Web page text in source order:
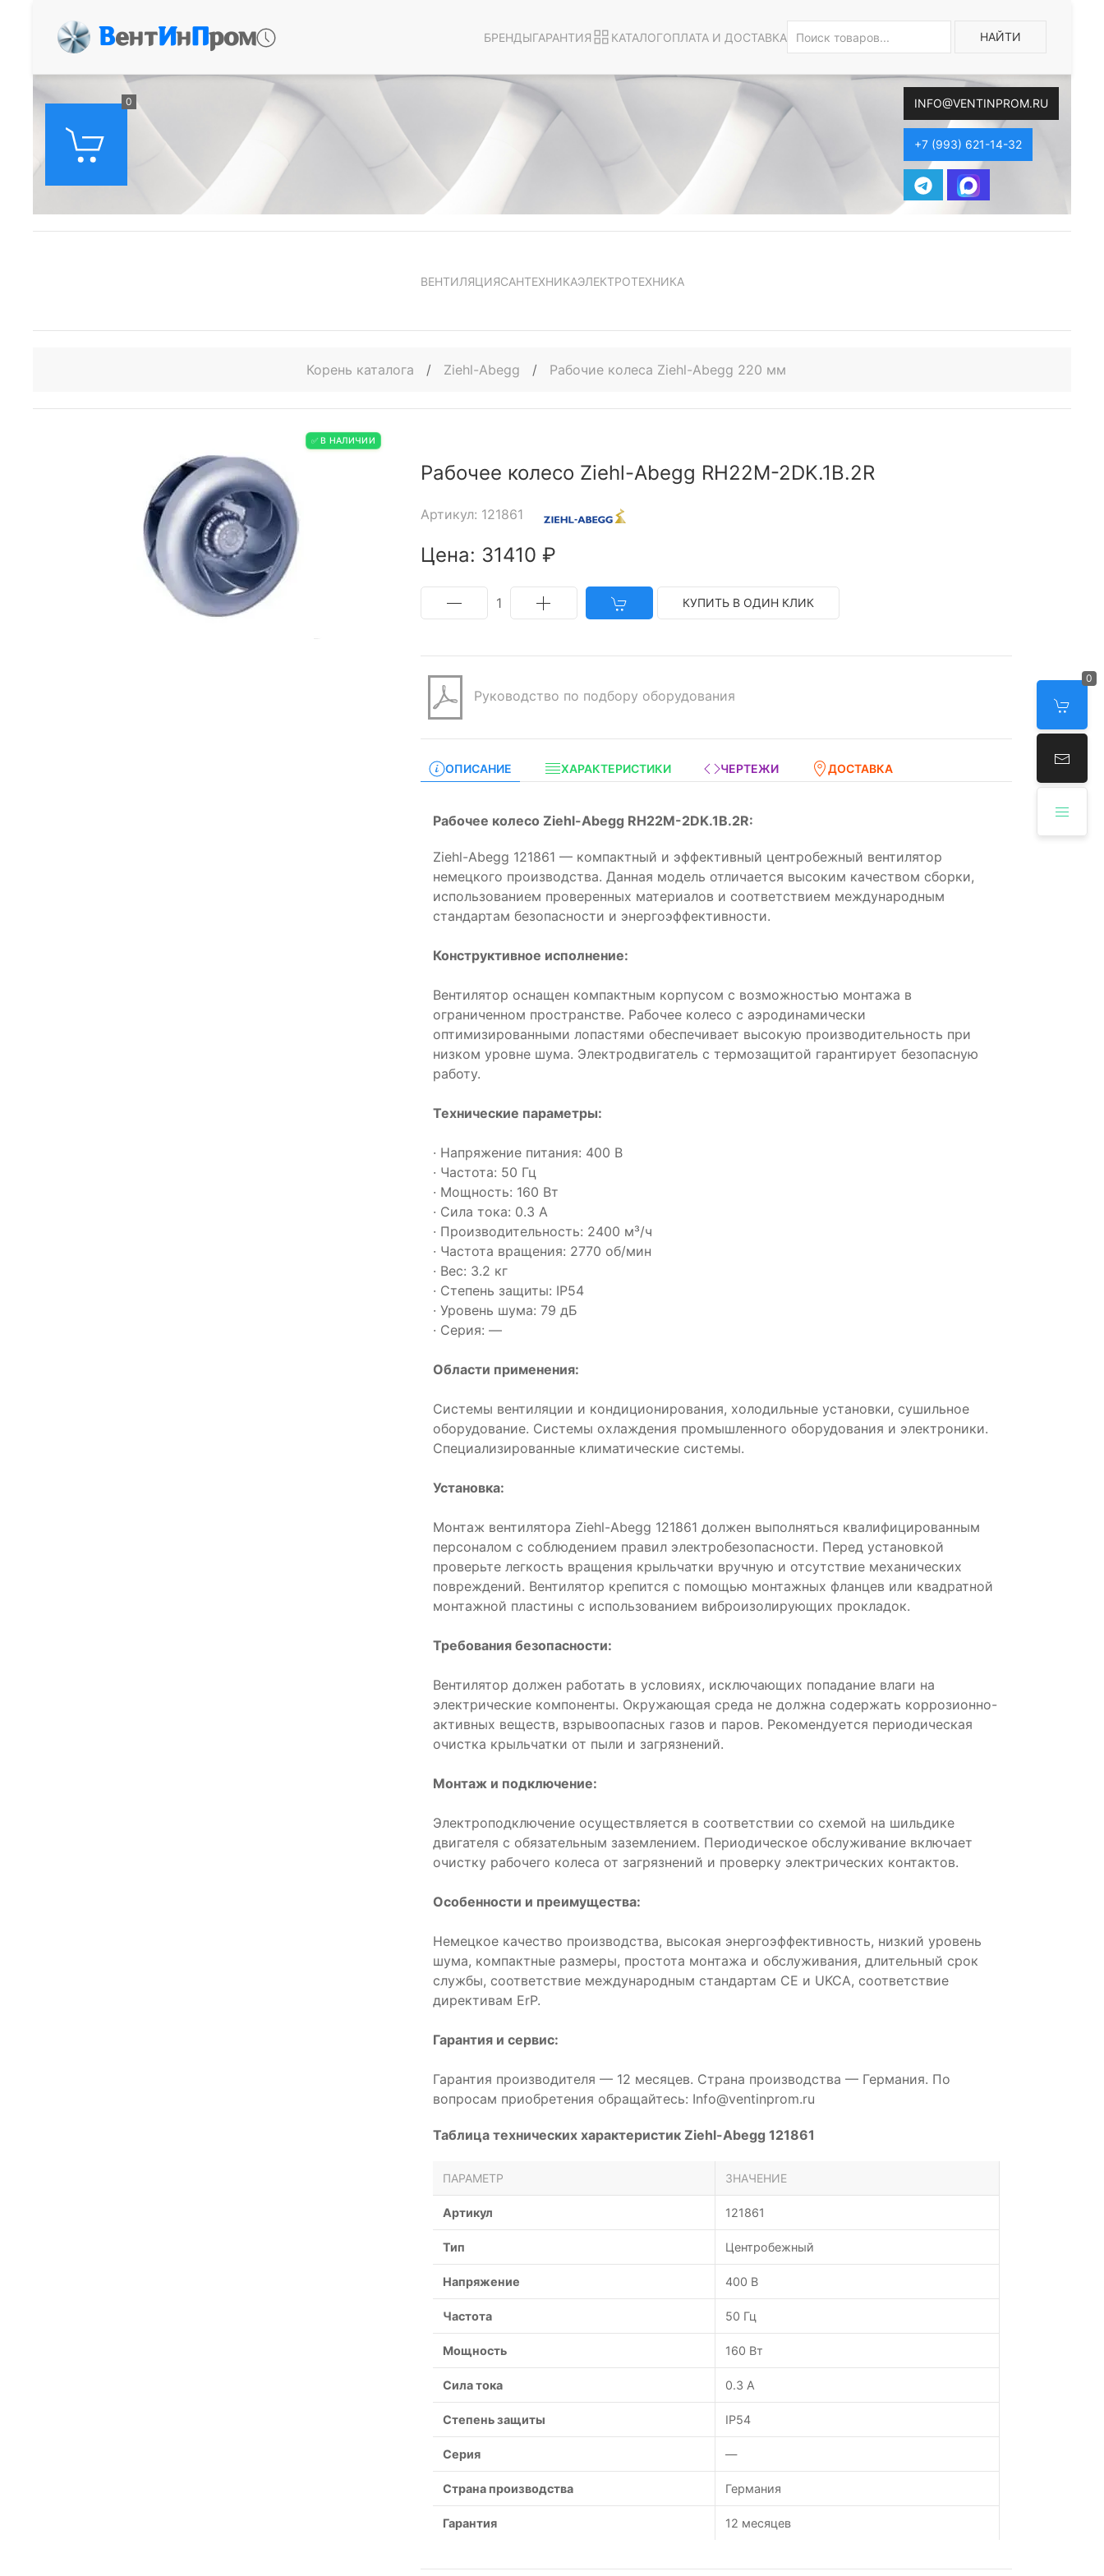
ВентИнПром БРЕНДЫГАРАНТИЯ КАТАЛОГОПЛАТА И ДОСТАВКА НАЙТИ
0 INFO@VENTINPROM.RU
+7 (993) 621-14-32
0
ВЕНТИЛЯЦИЯСАНТЕХНИКАЭЛЕКТРОТЕХНИКА
Корень каталога / Ziehl-Abegg / Рабочие колеса Ziehl-Abegg 220 мм
✅ В НАЛИЧИИ
Рабочее колесо Ziehl-Abegg RH22M-2DK.1B.2R
Артикул: 121861
Цена: 31410 ₽
1 КУПИТЬ В ОДИН КЛИК
Руководство по подбору оборудования
ОПИСАНИЕ ХАРАКТЕРИСТИКИ ЧЕРТЕЖИ ДОСТАВКА
Рабочее колесо Ziehl-Abegg RH22M-2DK.1B.2R:
Ziehl-Abegg 121861 — компактный и эффективный центробежный вентилятор
немецкого производства. Данная модель отличается высоким качеством сборки,
использованием проверенных материалов и соответствием международным
стандартам безопасности и энергоэффективности.
Конструктивное исполнение:
Вентилятор оснащен компактным корпусом с возможностью монтажа в
ограниченном пространстве. Рабочее колесо с аэродинамически
оптимизированными лопастями обеспечивает высокую производительность при
низком уровне шума. Электродвигатель с термозащитой гарантирует безопасную
работу.
Технические параметры:
· Напряжение питания: 400 В
· Частота: 50 Гц
· Мощность: 160 Вт
· Сила тока: 0.3 А
· Производительность: 2400 м³/ч
· Частота вращения: 2770 об/мин
· Вес: 3.2 кг
· Степень защиты: IP54
· Уровень шума: 79 дБ
· Серия: —
Области применения:
Системы вентиляции и кондиционирования, холодильные установки, сушильное
оборудование. Системы охлаждения промышленного оборудования и электроники.
Специализированные климатические системы.
Установка:
Монтаж вентилятора Ziehl-Abegg 121861 должен выполняться квалифицированным
персоналом с соблюдением правил электробезопасности. Перед установкой
проверьте легкость вращения крыльчатки вручную и отсутствие механических
повреждений. Вентилятор крепится с помощью монтажных фланцев или квадратной
монтажной пластины с использованием виброизолирующих прокладок.
Требования безопасности:
Вентилятор должен работать в условиях, исключающих попадание влаги на
электрические компоненты. Окружающая среда не должна содержать коррозионно-
активных веществ, взрывоопасных газов и паров. Рекомендуется периодическая
очистка крыльчатки от пыли и загрязнений.
Монтаж и подключение:
Электроподключение осуществляется в соответствии со схемой на шильдике
двигателя с обязательным заземлением. Периодическое обслуживание включает
очистку рабочего колеса от загрязнений и проверку электрических контактов.
Особенности и преимущества:
Немецкое качество производства, высокая энергоэффективность, низкий уровень
шума, компактные размеры, простота монтажа и обслуживания, длительный срок
службы, соответствие международным стандартам CE и UKCA, соответствие
директивам ErP.
Гарантия и сервис:
Гарантия производителя — 12 месяцев. Страна производства — Германия. По
вопросам приобретения обращайтесь: Info@ventinprom.ru
Таблица технических характеристик Ziehl-Abegg 121861
ПАРАМЕТР ЗНАЧЕНИЕ
Артикул 121861
Тип Центробежный
Напряжение 400 В
Частота 50 Гц
Мощность 160 Вт
Сила тока 0.3 А
Степень защиты IP54
Серия —
Страна производства Германия
Гарантия 12 месяцев